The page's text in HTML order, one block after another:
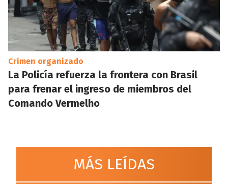
Crimen organizado
La Policía refuerza la frontera con Brasil
para frenar el ingreso de miembros del
Comando Vermelho
MÁS LEÍDAS